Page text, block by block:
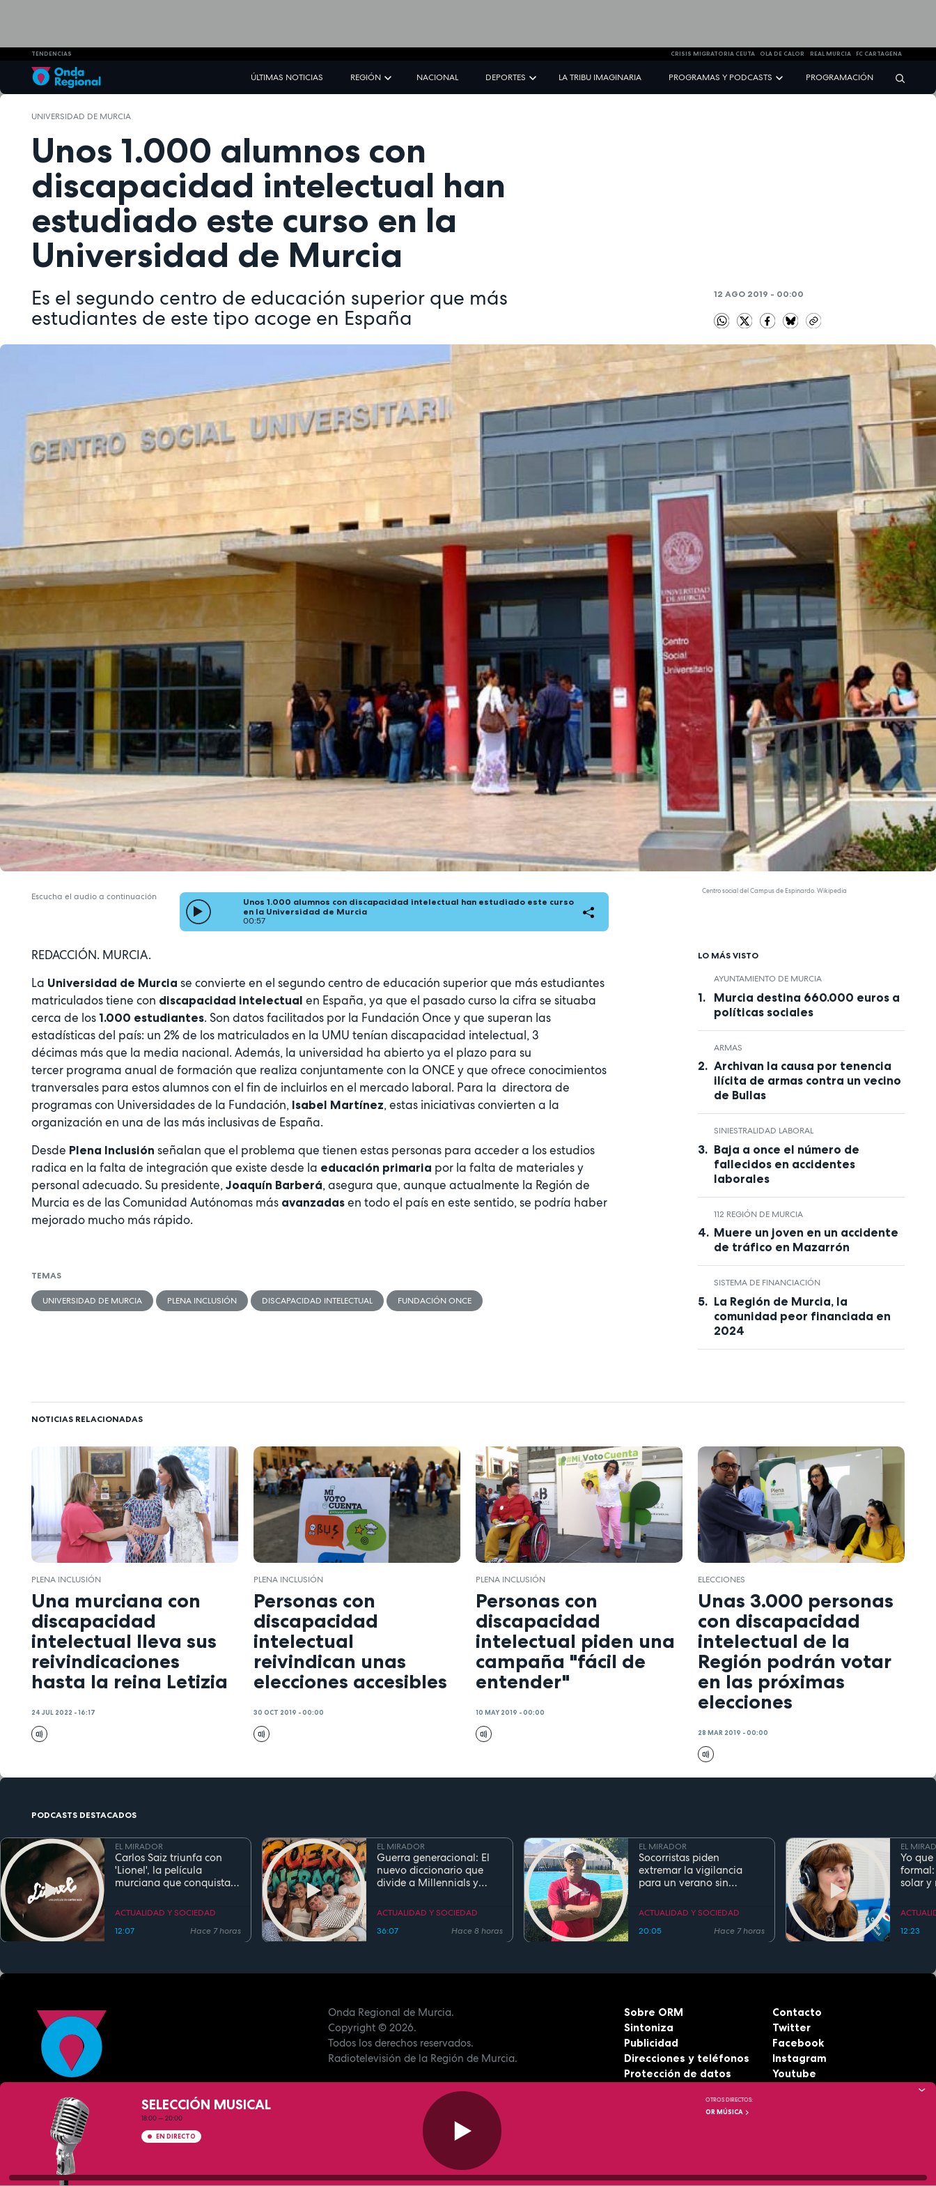
TENDENCIAS CRISIS MIGRATORIA CEUTA OLA DE CALOR REAL MURCIA FC CARTAGENA
ÚLTIMAS NOTICIAS REGIÓN NACIONAL DEPORTES LA TRIBU IMAGINARIA PROGRAMAS Y PODCASTS PROGRAMACIÓN
UNIVERSIDAD DE MURCIA
Unos 1.000 alumnos con
discapacidad intelectual han
estudiado este curso en la
Universidad de Murcia
Es el segundo centro de educación superior que más
estudiantes de este tipo acoge en España
12 AGO 2019 - 00:00
Centro social del Campus de Espinardo. Wikipedia
Escucha el audio a continuación
Unos 1.000 alumnos con discapacidad intelectual han estudiado este curso
en la Universidad de Murcia
00:57
REDACCIÓN. MURCIA.
La Universidad de Murcia se convierte en el segundo centro de educación superior que más estudiantes
matriculados tiene con discapacidad intelectual en España, ya que el pasado curso la cifra se situaba
cerca de los 1.000 estudiantes. Son datos facilitados por la Fundación Once y que superan las
estadísticas del país: un 2% de los matriculados en la UMU tenían discapacidad intelectual, 3
décimas más que la media nacional. Además, la universidad ha abierto ya el plazo para su
tercer programa anual de formación que realiza conjuntamente con la ONCE y que ofrece conocimientos
tranversales para estos alumnos con el fin de incluirlos en el mercado laboral. Para la directora de
programas con Universidades de la Fundación, Isabel Martínez, estas iniciativas convierten a la
organización en una de las más inclusivas de España.
Desde Plena Inclusión señalan que el problema que tienen estas personas para acceder a los estudios
radica en la falta de integración que existe desde la educación primaria por la falta de materiales y
personal adecuado. Su presidente, Joaquín Barberá, asegura que, aunque actualmente la Región de
Murcia es de las Comunidad Autónomas más avanzadas en todo el país en este sentido, se podría haber
mejorado mucho más rápido.
TEMAS
UNIVERSIDAD DE MURCIA PLENA INCLUSIÓN DISCAPACIDAD INTELECTUAL FUNDACIÓN ONCE
LO MÁS VISTO
AYUNTAMIENTO DE MURCIA
Murcia destina 660.000 euros a
políticas sociales
ARMAS
Archivan la causa por tenencia
ilícita de armas contra un vecino
de Bullas
SINIESTRALIDAD LABORAL
Baja a once el número de
fallecidos en accidentes
laborales
112 REGIÓN DE MURCIA
Muere un joven en un accidente
de tráfico en Mazarrón
SISTEMA DE FINANCIACIÓN
La Región de Murcia, la
comunidad peor financiada en
2024
NOTICIAS RELACIONADAS
PLENA INCLUSIÓN
Una murciana con
discapacidad
intelectual lleva sus
reivindicaciones
hasta la reina Letizia
24 JUL 2022 - 16:17
PLENA INCLUSIÓN
Personas con
discapacidad
intelectual
reivindican unas
elecciones accesibles
30 OCT 2019 - 00:00
PLENA INCLUSIÓN
Personas con
discapacidad
intelectual piden una
campaña "fácil de
entender"
10 MAY 2019 - 00:00
ELECCIONES
Unas 3.000 personas
con discapacidad
intelectual de la
Región podrán votar
en las próximas
elecciones
28 MAR 2019 - 00:00
PODCASTS DESTACADOS
EL MIRADOR
Carlos Saiz triunfa con
'Lionel', la película
murciana que conquista
estreno
ACTUALIDAD Y SOCIEDAD
12:07
Hace 7 horas
EL MIRADOR
Guerra generacional: El
nuevo diccionario que
divide a Millennials y
ACTUALIDAD Y SOCIEDAD
36:07
Hace 8 horas
EL MIRADOR
Socorristas piden
extremar la vigilancia
para un verano sin
regla de los 5 segundos
ACTUALIDAD Y SOCIEDAD
20:05
Hace 7 horas
EL
Yo
solar y
12:23
Onda Regional de Murcia.
Copyright© 2026.
Todos los derechos reservados.
Radiotelevisión de la Región de Murcia.
Sobre ORM
Sintoniza
Publicidad
Direcciones y teléfonos
Protección de datos
Contacto
Twitter
Facebook
Instagram
Youtube
SELECCIÓN MUSICAL
18:00—20:00
EN DIRECTO
OTROS DIRECTOS:
OR MÚSICA